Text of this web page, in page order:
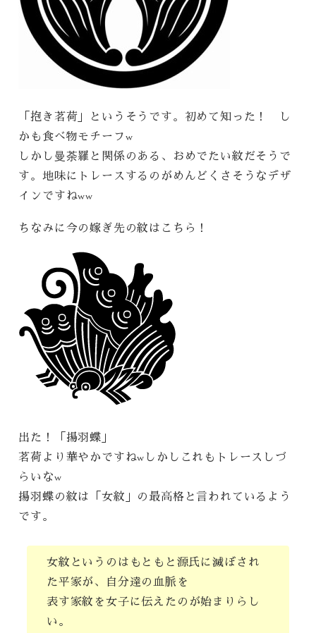
「抱き茗荷」というそうです。初めて知った！ し
かも食べ物モチーフw
しかし曼荼羅と関係のある、おめでたい紋だそうで
す。地味にトレースするのがめんどくさそうなデザ
インですねww
ちなみに今の嫁ぎ先の紋はこちら！
出た！「揚羽蝶」
茗荷より華やかですねwしかしこれもトレースしづ
らいなw
揚羽蝶の紋は「女紋」の最高格と言われているよう
です。
女紋というのはもともと源氏に滅ぼされ
た平家が、自分達の血脈を
表す家紋を女子に伝えたのが始まりらし
い。